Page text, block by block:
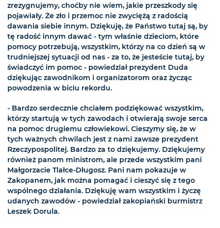
zrezygnujemy, choćby nie wiem, jakie przeszkody się
pojawiały. Że zło i przemoc nie zwyciężą z radością
dawania siebie innym. Dziękuję, że Państwo tutaj są, by
tę radość innym dawać - tym właśnie dzieciom, które
pomocy potrzebują, wszystkim, którzy na co dzień są w
trudniejszej sytuacji od nas - za to, że jesteście tutaj, by
świadczyć im pomoc - powiedział prezydent Duda
dziękując zawodnikom i organizatorom oraz życząc
powodzenia w biciu rekordu.
- Bardzo serdecznie chciałem podziękować wszystkim,
którzy startują w tych zawodach i otwierają swoje serca
na pomoc drugiemu człowiekowi. Cieszymy się, że w
tych ważnych chwilach jest z nami zawsze prezydent
Rzeczypospolitej. Bardzo za to dziękujemy. Dziękujemy
również panom ministrom, ale przede wszystkim pani
Małgorzacie Tlałce-Długosz. Pani nam pokazuje w
Zakopanem, jak można pomagać i cieszyć się z tego
wspólnego działania. Dziękuję wam wszystkim i życzę
udanych zawodów - powiedział zakopiański burmistrz
Leszek Dorula.